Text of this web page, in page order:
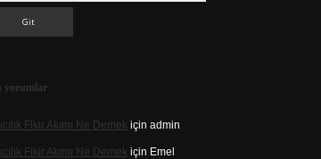
yorumlar
Fikir Akımı Ne Demek için admin
Fikir Akımı Ne Demek için Emel